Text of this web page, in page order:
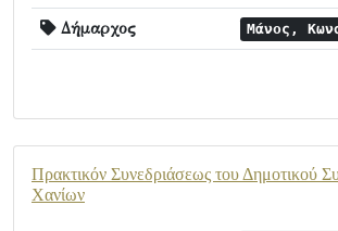
Δήμαρχος Μάνος,
Πρακτικόν Συνεδριάσεως του Δημοτικού
Χανίων